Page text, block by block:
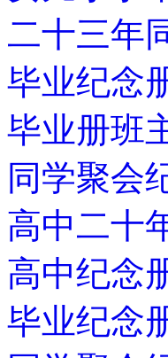
二十三年
毕业纪念
毕业册班
同学聚会
高中二十
高中纪念
毕业纪念